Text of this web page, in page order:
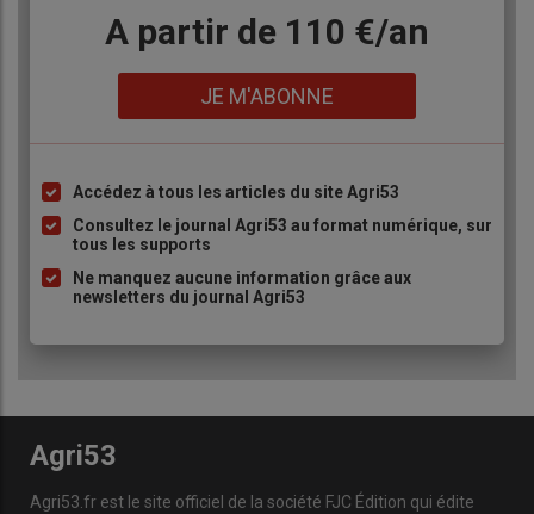
BodyA partir de 110 €/an
JE M'ABONNE
Liste
à
puce
Accédez à tous les articles du site Agri53
Consultez le journal Agri53 au format numérique, sur
tous les supports
Ne manquez aucune information grâce aux
newsletters du journal Agri53
Agri53
Agri53.fr est le site officiel de la société FJC Édition qui édite